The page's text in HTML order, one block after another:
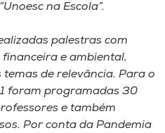
na Escola”.
palestras com
e ambiental,
de relevância. Para o
foram programadas 30
e também
Por conta da Pandemia